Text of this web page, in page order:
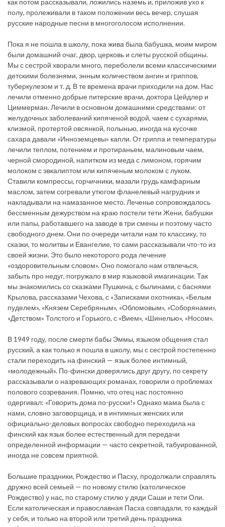
полу, пролеживали в таком положении весь вечер, слушая
русские народные песни в многоголосом исполнении.
Пока я не пошла в школу, пока жива была бабушка, моим миром
были домашний очаг, двор, церковь и слеты русской общины.
Мы с сестрой хворали много, переболели всеми классическими
детскими болезнями, энным количеством ангин и гриппов,
туберкулезом и т. д. В те времена врачи приходили на дом. Нас
лечили отменно добрые питерские врачи, доктора Цейдлер и
Циммерман. Лечили в основном домашними средствами: от
желудочных заболеваний кипяченой водой, чаем с сухарями,
клизмой, протертой овсянкой, полынью, иногда на кусочке
сахара давали «Инноземцевы» капли. От гриппа и температуры
лечили теплом, потением и протираньем, малиновым чаем,
черной смородиной, напитком из меда с лимоном, горячим
молоком с эвкалиптом или кипяченым молоком с луком.
Ставили компрессы, горчичники, мазали грудь камфарным
маслом, затем согревали утюгом фланелевый нагрудник и
накладывали на намазанное место. Леченье сопровождалось
бессменным дежурством на краю постели тети Жени, бабушки
или папы, работавшего на заводе в три смены и поэтому часто
свободного днем. Они по очереди читали нам то классику, то
сказки, то молитвы и Евангелие, то сами рассказывали что-то из
своей жизни. Это было некоторого рода лечение
«оздоровительным словом». Оно помогало нам отвлечься,
забыть про недуг, погружало в мир языковой имагинации. Так
мы знакомились со сказками Пушкина, с былинами, с баснями
Крылова, рассказами Чехова, с «Записками охотника», «Белым
пуделем», «Князем Серебряным», «Обломовым», «Соборянами»,
«Детством» Толстого и Горького, с «Вием», «Шинелью», «Носом».
В 1949 году, после смерти бабы Эммы, языком общения стал
русский, а как только я пошла в школу, мы с сестрой постепенно
стали переходить на финский — язык более интимный,
«молодежный». По-фински доверялись друг другу, по секрету
рассказывали о назревающих романах, говорили о проблемах
полового созревания. Помню, что отец нас постоянно
одергивал: «Говорить дома по-русски!» Однако мама была с
нами, словно заговорщица, и в интимных женских или
официально-деловых вопросах свободно переходила на
финский как язык более естественный для передачи
определенной информации — часто секретной, табуированной,
иногда не совсем приятной.
Большие праздники, Рождество и Пасху, продолжали справлять
дружно всей семьей — по новому стилю (католическое
Рождество) у нас, по старому стилю у дяди Саши и тети Оли.
Если католическая и православная Пасха совпадали, то каждый
у себя, и только на второй или третий день праздника